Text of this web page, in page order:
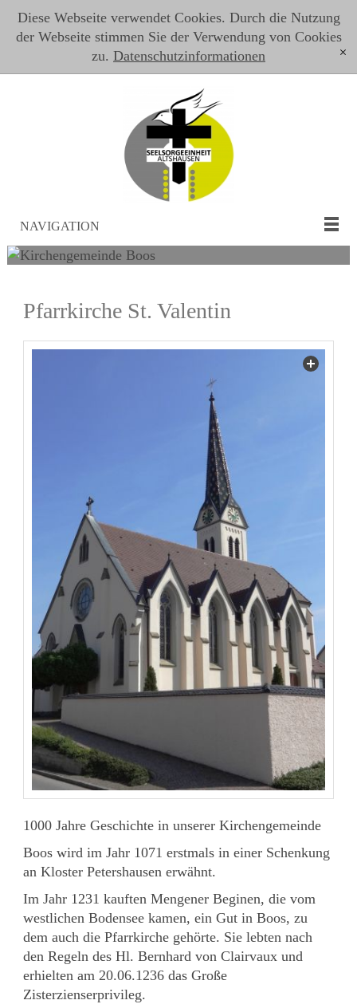
Diese Webseite verwendet Cookies. Durch die Nutzung
der Webseite stimmen Sie der Verwendung von Cookies
zu. Datenschutzinformationen [x]
NAVIGATION
Pfarrkirche St. Valentin
1000 Jahre Geschichte in unserer Kirchengemeinde
Boos wird im Jahr 1071 erstmals in einer Schenkung
an Kloster Petershausen erwähnt.
Im Jahr 1231 kauften Mengener Beginen, die vom
westlichen Bodensee kamen, ein Gut in Boos, zu
dem auch die Pfarrkirche gehörte. Sie lebten nach
den Regeln des Hl. Bernhard von Clairvaux und
erhielten am 20.06.1236 das Große
Zisterzienserprivileg.